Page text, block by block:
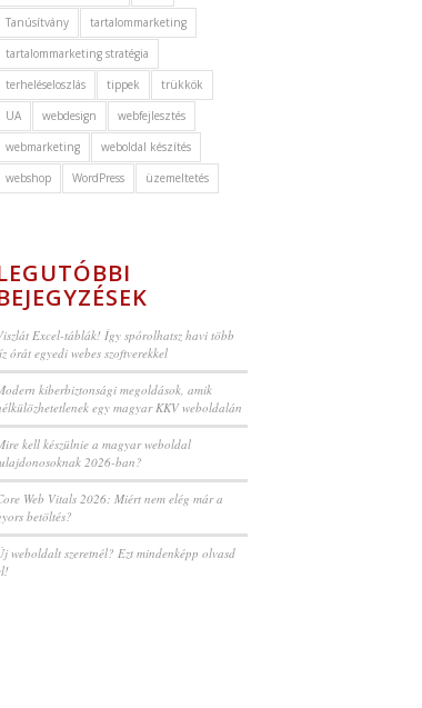
Tanúsítvány
tartalommarketing
tartalommarketing stratégia
terheléseloszlás
tippek
trükkök
UA
webdesign
webfejlesztés
webmarketing
weboldal készítés
webshop
WordPress üzemeltetés
Excel-táblák! Így spórolhatsz havi több
órát egyedi webes szoftverekkel
kiberbiztonsági megoldások, amik
egy magyar KKV weboldalán
kell készülnie a magyar weboldal
2026-ban?
Web Vitals 2026: Miért nem elég már a
betöltés?
weboldalt szeretnél? Ezt mindenképp olvasd